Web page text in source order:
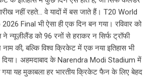
नहीं रहते… वे यादों में बस जाते हैं। T20 World
Final भी ऐसा ही एक दिन बन गया। रविवार को
ने न्यूज़ीलैंड को 96 रनों से हराकर न सिर्फ ट्रॉफी
की, बल्कि विश्व क्रिकेट में एक नया इतिहास भी
अहमदाबाद के Narendra Modi Stadium में
यह मुकाबला हर भारतीय क्रिकेट फैन के लिए बेहद